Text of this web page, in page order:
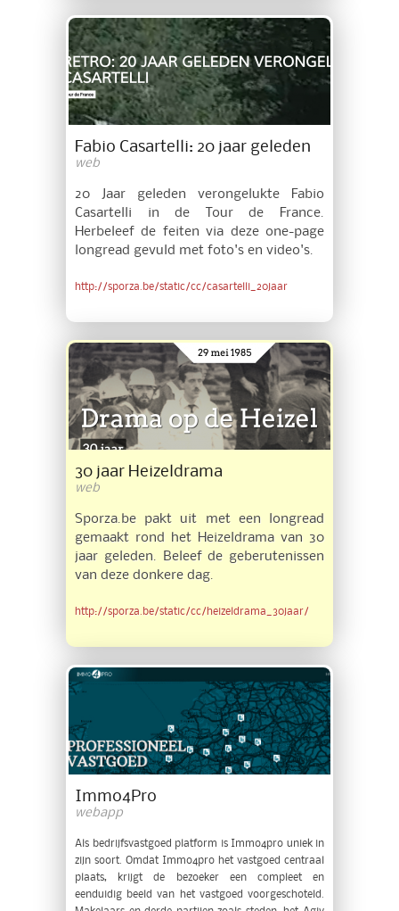
Fabio Casartelli: 20 jaar geleden
web
20 Jaar geleden verongelukte Fabio
Casartelli in de Tour de France.
Herbeleef de feiten via deze one-page
longread gevuld met foto's en video's.
http://sporza.be/static/cc/casartelli_20jaar
30 jaar Heizeldrama
web
Sporza.be pakt uit met een longread
gemaakt rond het Heizeldrama van 30
jaar geleden. Beleef de geberutenissen
van deze donkere dag.
http://sporza.be/static/cc/heizeldrama_30jaar/
Immo4Pro
webapp
Als bedrijfsvastgoed platform is Immo4pro uniek in
zijn soort. Omdat Immo4pro het vastgoed centraal
plaats, krijgt de bezoeker een compleet en
eenduidig beeld van het vastgoed voorgeschoteld.